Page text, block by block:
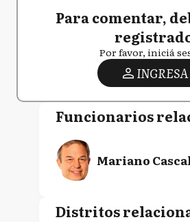
Para comentar,
Por favor, iniciá
INGRESA
Funcionarios
Mariano
Distritos